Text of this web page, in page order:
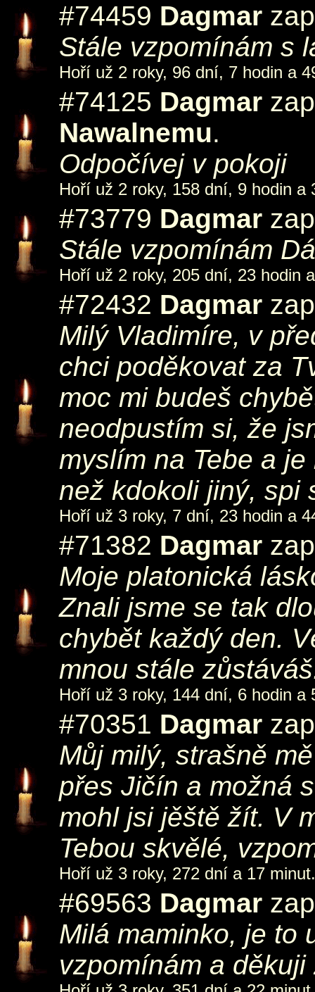
#74459 Dagmar
Stále vzpomínám s
Hoří už 2 roky, 96 dní, 7 hodin a
#74125 Dagmar
Nawalnemu.
Odpočívej v pokoji
Hoří už 2 roky, 158 dní, 9 hodin a
#73779 Dagmar
Stále vzpomínám
Hoří už 2 roky, 205 dní, 23 hodin
#72432 Dagmar
Milý Vladimíre, v
chci poděkovat za
moc mi budeš
neodpustím si, že
myslím na Tebe a
než kdokoli jiný, spi
Hoří už 3 roky, 7 dní, 23 hodin a
#71382 Dagmar
Moje platonická
Znali jsme se tak
chybět každý den.
mnou stále
Hoří už 3 roky, 144 dní, 6 hodin a
#70351 Dagmar
Můj milý, strašně
přes Jičín a možná
mohl jsi jěště žít. V
Tebou skvělé,
Hoří už 3 roky, 272 dní a 17 minut.
#69563 Dagmar
Milá maminko, je to
vzpomínám a